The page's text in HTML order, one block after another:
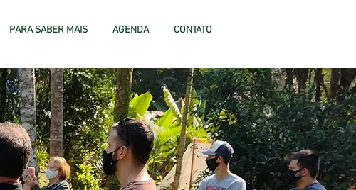
PARA SABER MAIS AGENDA CONTATO